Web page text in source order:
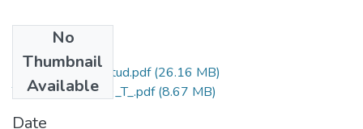
No
Thumbnail
Available
Grado de Similitud.pdf(26.16 MB)
T036_73300139_T_.pdf(8.67 MB)
Date